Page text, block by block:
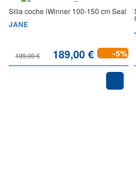
Silla coche iWinner 100-150 cm Seal
JANE
199,00 € 189,00 € -5%